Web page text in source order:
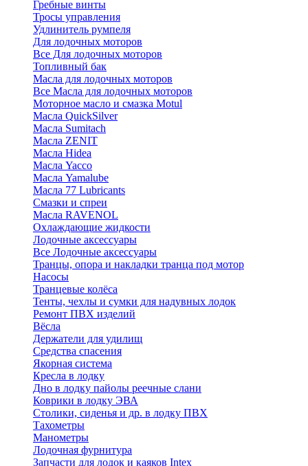
Гребные винты
Тросы управления
Удлинитель румпеля
Для лодочных моторов
Все Для лодочных моторов
Топливный бак
Масла для лодочных моторов
Все Масла для лодочных моторов
Моторное масло и смазка Motul
Масла QuickSilver
Масла Sumitach
Масла ZENIT
Масла Hidea
Масла Yacco
Масла Yamalube
Масла 77 Lubricants
Смазки и спреи
Масла RAVENOL
Охлаждающие жидкости
Лодочные аксессуары
Все Лодочные аксессуары
Транцы, опора и накладки транца под мотор
Насосы
Транцевые колёса
Тенты, чехлы и сумки для надувных лодок
Ремонт ПВХ изделий
Вёсла
Держатели для удилищ
Средства спасения
Якорная система
Кресла в лодку
Дно в лодку пайолы реечные слани
Коврики в лодку ЭВА
Столики, сиденья и др. в лодку ПВХ
Тахометры
Манометры
Лодочная фурнитура
Запчасти для лодок и каяков Intex